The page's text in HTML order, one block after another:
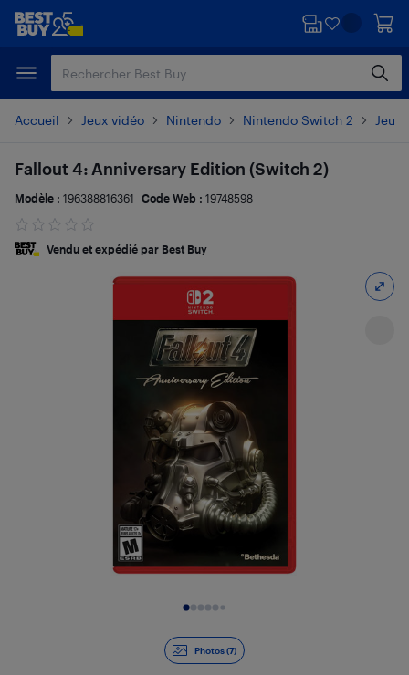
Passer
principal
Passer
Accueil Jeux vidéo Nintendo Nintendo Switch 2 Jeux
Photos (7)
Fallout 4: Anniversary Edition (Switch 2)
Modèle : 196388816361 Code Web : 19748598
Vendu et expédié par Best Buy